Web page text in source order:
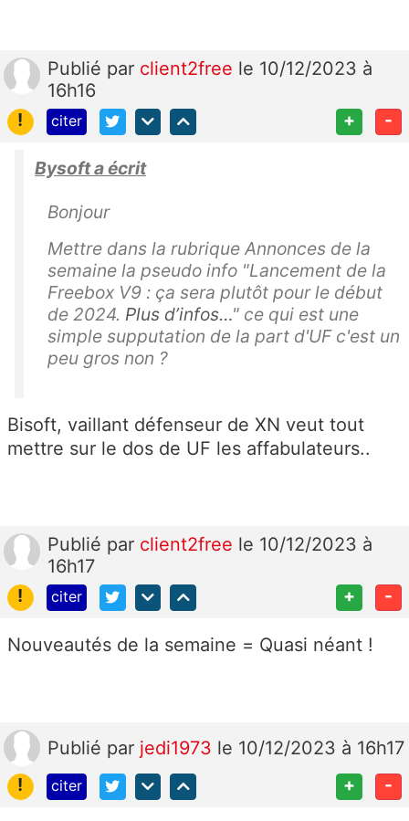
Publié par client2free le 10/12/2023 à
16h16
!
citer + -
Bysoft a écrit
Bonjour
Mettre dans la rubrique Annonces de la
semaine la pseudo info "Lancement de la
Freebox V9 : ça sera plutôt pour le début
de 2024. Plus d’infos…" ce qui est une
simple supputation de la part d'UF c'est un
peu gros non ?
Bisoft, vaillant défenseur de XN veut tout
mettre sur le dos de UF les affabulateurs..
Publié par client2free le 10/12/2023 à
16h17
!
citer + -
Nouveautés de la semaine = Quasi néant !
Publié par jedi1973 le 10/12/2023 à 16h17
!
citer + -